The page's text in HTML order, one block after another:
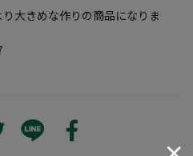
大きめな作りの商品になりま